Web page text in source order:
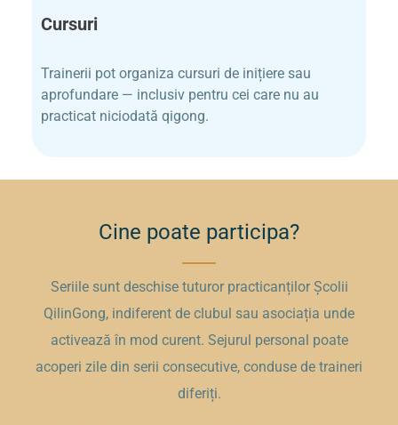
Cursuri​
Trainerii pot organiza cursuri de inițiere sau
aprofundare — inclusiv pentru cei care nu au
practicat niciodată qigong.
Cine poate participa?
Seriile sunt deschise tuturor practicanților Școlii
QilinGong, indiferent de clubul sau asociația unde
activează în mod curent. Sejurul personal poate
acoperi zile din serii consecutive, conduse de traineri
diferiți.